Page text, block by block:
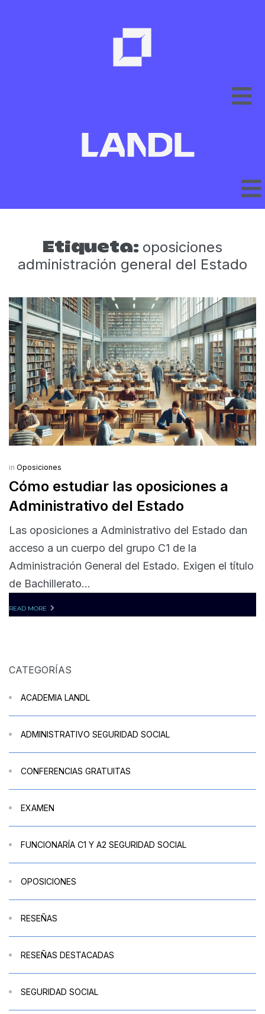
Etiqueta: oposiciones
administración general del Estado
in Oposiciones
Cómo estudiar las oposiciones a
Administrativo del Estado
Las oposiciones a Administrativo del Estado dan
acceso a un cuerpo del grupo C1 de la
Administración General del Estado. Exigen el título
de Bachillerato...
READ MORE
CATEGORÍAS
ACADEMIA LANDL
ADMINISTRATIVO SEGURIDAD SOCIAL
CONFERENCIAS GRATUITAS
EXAMEN
FUNCIONARÍA C1 Y A2 SEGURIDAD SOCIAL
OPOSICIONES
RESEÑAS
RESEÑAS DESTACADAS
SEGURIDAD SOCIAL